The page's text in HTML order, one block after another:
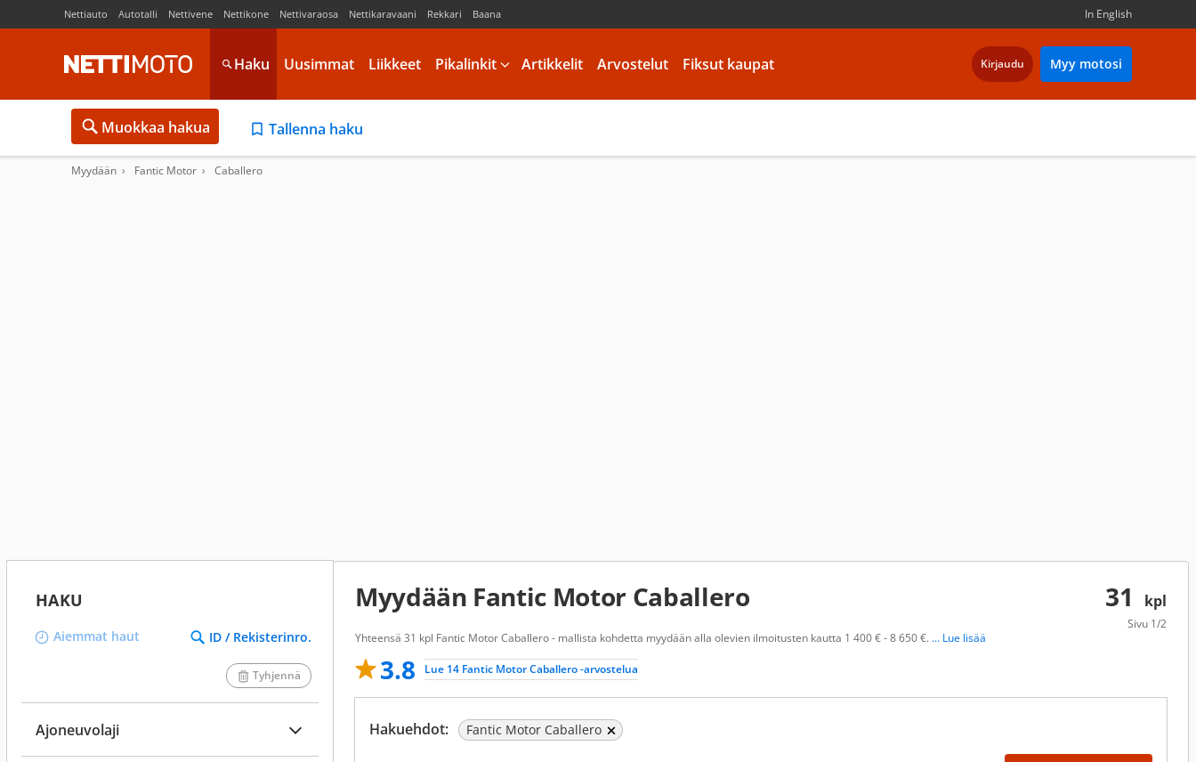
Nettiauto Autotalli Nettivene Nettikone Nettivaraosa Nettikaravaani Rekkari Baana In English
Haku Uusimmat Liikkeet Pikalinkit Artikkelit Arvostelut Fiksut kaupat Kirjaudu Myy motosi
Muokkaa hakua Tallenna haku
Myydään Fantic Motor Caballero
HAKU
Aiemmat haut ID / Rekisterinro.
Tyhjennä
Ajoneuvolaji
31 kpl
Sivu 1/2
Myydään Fantic Motor Caballero
Yhteensä 31 kpl Fantic Motor Caballero - mallista kohdetta myydään alla olevien ilmoitusten kautta 1 400 € - 8 650 €. ... Lue lisää
3.8 Lue 14 Fantic Motor Caballero -arvostelua
Hakuehdot: Fantic Motor Caballero